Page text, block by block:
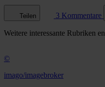
Teilen 3 Kommentare
Weitere interessante Rubriken
©
imago/imagebroker